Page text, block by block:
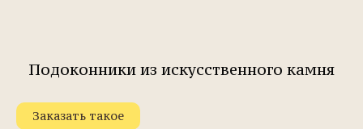
Подоконники из искусственного камня
Заказать такое